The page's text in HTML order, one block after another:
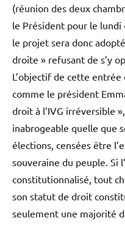
(réunion des deux
le Président pour le lundi
le projet sera donc
droite » refusant de s’y
L’objectif de cette
comme le président
droit à l’IVG irréversible
inabrogeable quelle que
élections, censées être
souveraine du peuple. Si
constitutionnalisé, tout
son statut de droit
seulement une majorité